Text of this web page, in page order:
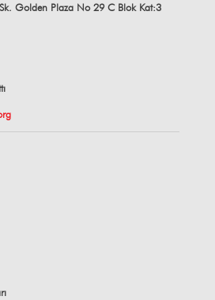
Golden Plaza No 29 C Blok Kat:3